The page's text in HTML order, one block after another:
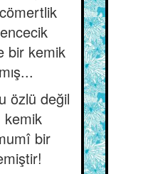
bir kemik
özlü değil
kemik
bir